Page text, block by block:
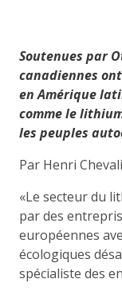
Soutenues par
canadiennes
en Amérique
comme le
les peuples
Par Henri
«Le secteur du
par des
européennes
écologiques
spécialiste des